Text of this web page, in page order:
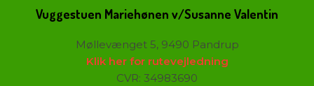
Vuggestuen Mariehønen v/Susanne Valentin
Møllevænget 5, 9490 Pandrup
Klik her for rutevejledning
CVR: 34983690